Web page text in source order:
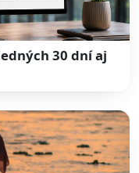
30 dní aj